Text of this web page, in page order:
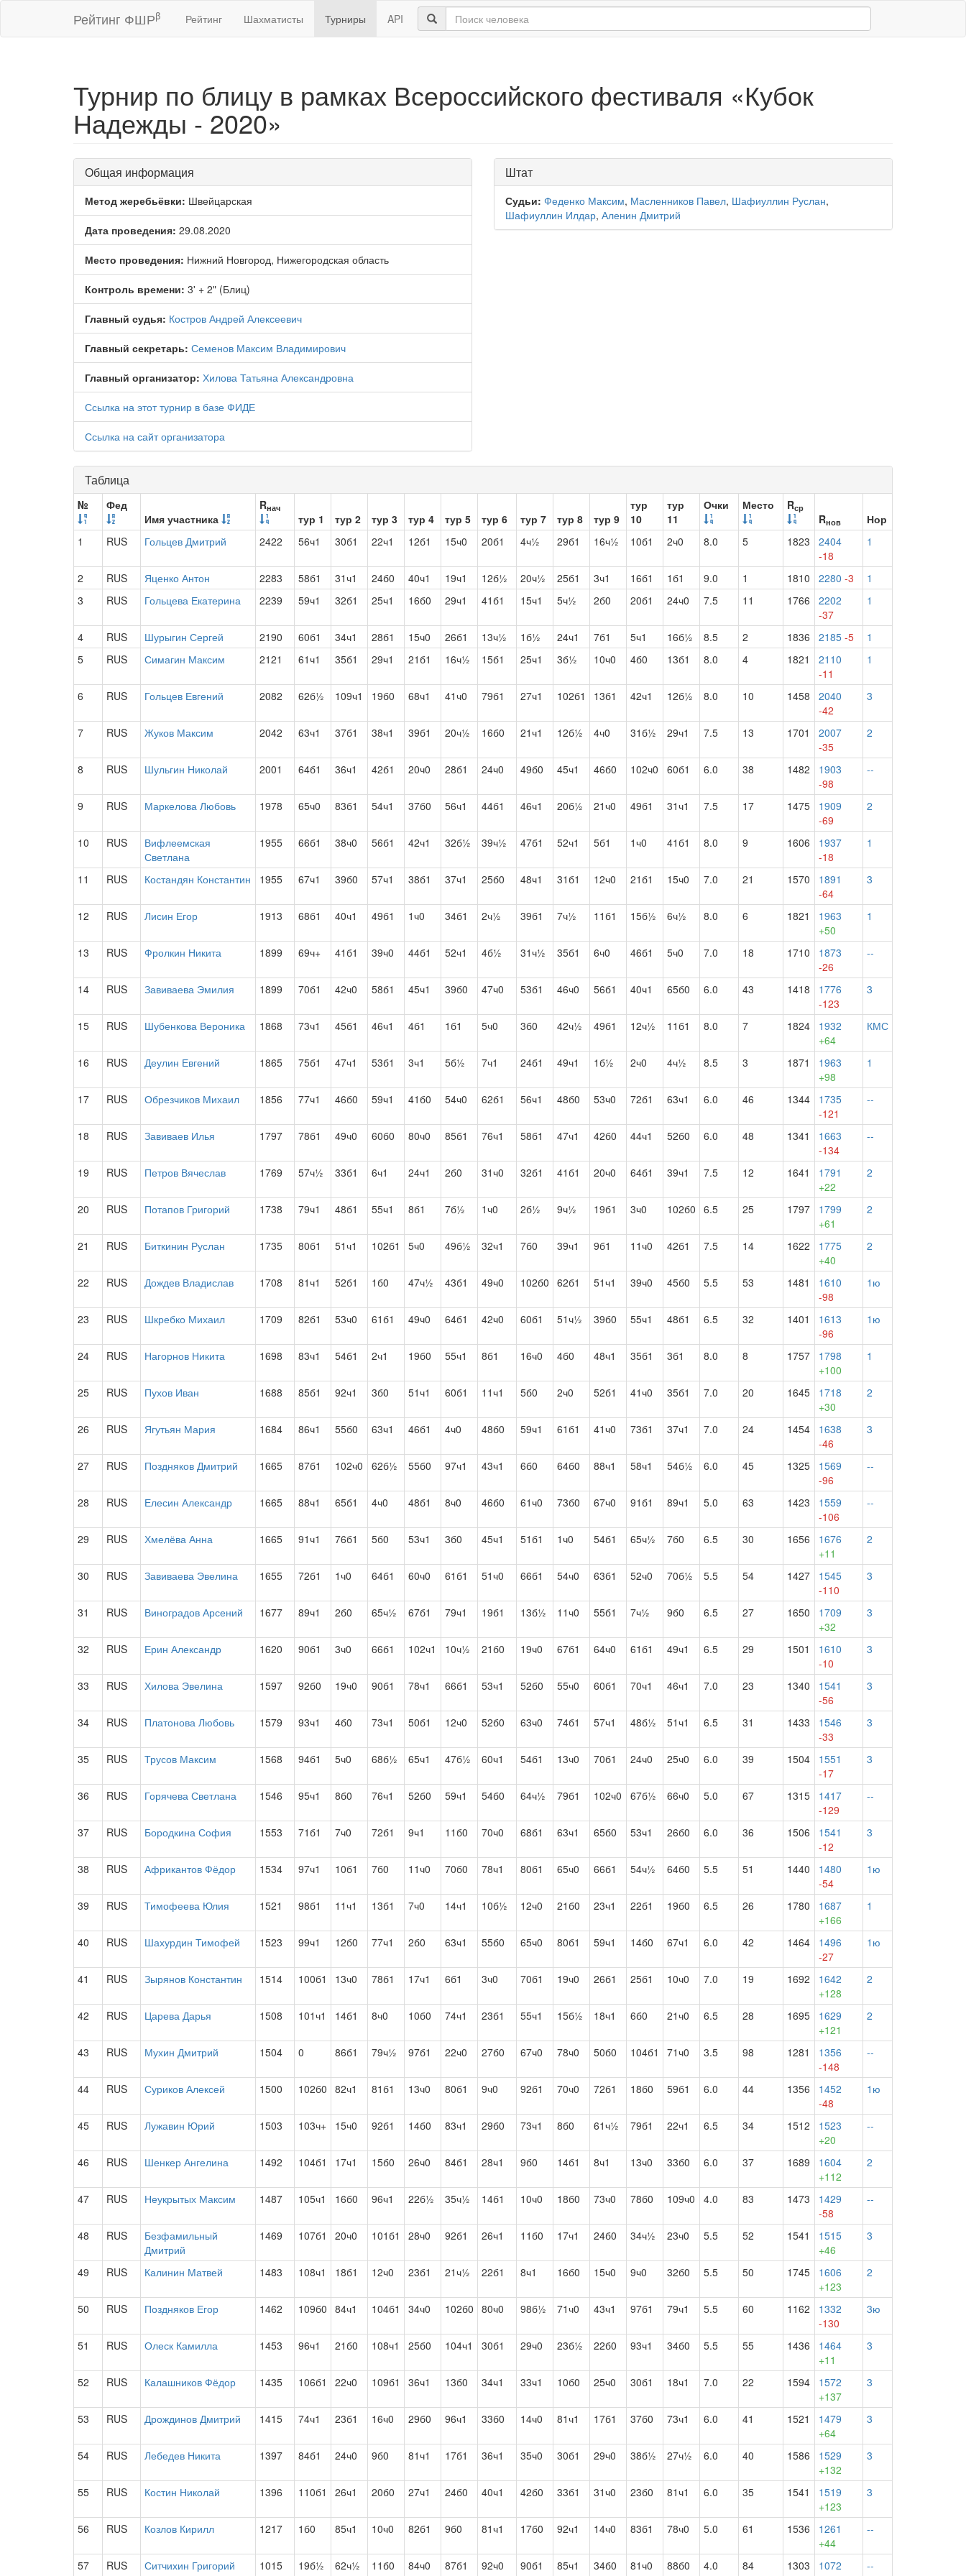
Рейтинг ФШРβ Рейтинг Шахматисты Турниры API
Турнир по блицу в рамках Всероссийского фестиваля «Кубок
Надежды - 2020»
Общая информация
Метод жеребьёвки: Швейцарская
Дата проведения: 29.08.2020
Место проведения: Нижний Новгород, Нижегородская область
Контроль времени: 3' + 2" (Блиц)
Главный судья: Костров Андрей Алексеевич
Главный секретарь: Семенов Максим Владимирович
Главный организатор: Хилова Татьяна Александровна
Ссылка на этот турнир в базе ФИДЕ
Ссылка на сайт организатора
Штат
Судьи: Феденко Максим, Масленников Павел, Шафиуллин Руслан,
Шафиуллин Илдар, Аленин Дмитрий
Таблица
№
Фед
Имя участника
Rнач
тур 1 тур 2 тур 3 тур 4 тур 5 тур 6 тур 7 тур 8 тур 9
тур
10
тур
11
Очки Место Rср
Rнов
Нор
1
RUS Гольцев Дмитрий 2422 56ч1 30б1 22ч1 12б1 15ч0 20б1 4ч½ 29б1 16ч½ 10б1 2ч0 8.0 5 1823
2404
-18
1
2 RUS Яценко Антон 2283 58б1 31ч1 24б0 40ч1 19ч1 12б½ 20ч½ 25б1 3ч1 16б1 1б1 9.0 1 1810 2280 -3
1
3
RUS Гольцева Екатерина 2239 59ч1 32б1 25ч1 16б0 29ч1 41б1 15ч1 5ч½ 2б0 20б1 24ч0 7.5 11 1766
2202
-37
1
4 RUS Шурыгин Сергей 2190 60б1 34ч1 28б1 15ч0 26б1 13ч½ 1б½ 24ч1 7б1 5ч1 16б½ 8.5 2 1836 2185 -5
1
5
RUS Симагин Максим 2121 61ч1 35б1 29ч1 21б1 16ч½ 15б1 25ч1 3б½ 10ч0 4б0 13б1 8.0 4 1821
2110
-11
1
6 RUS Гольцев Евгений 2082 62б½ 109ч1 19б0 68ч1 41ч0 79б1 27ч1 102б1 13б1 42ч1 12б½ 8.0 10 1458
2040
-42
3
7 RUS Жуков Максим 2042 63ч1 37б1 38ч1 39б1 20ч½ 16б0 21ч1 12б½ 4ч0 31б½ 29ч1 7.5 13 1701
2007
-35
2
8 RUS Шульгин Николай 2001 64б1 36ч1 42б1 20ч0 28б1 24ч0 49б0 45ч1 46б0 102ч0 60б1 6.0 38 1482
1903
-98
--
9 RUS Маркелова Любовь 1978 65ч0 83б1 54ч1 37б0 56ч1 44б1 46ч1 20б½ 21ч0 49б1 31ч1 7.5 17 1475
1909
-69
2
10 RUS
Вифлеемская
Светлана
1955 66б1 38ч0 56б1 42ч1 32б½ 39ч½ 47б1 52ч1 5б1 1ч0 41б1 8.0 9 1606
1937
-18
1
11 RUS Костандян Константин 1955 67ч1 39б0 57ч1 38б1 37ч1 25б0 48ч1 31б1 12ч0 21б1 15ч0 7.0 21 1570
1891
-64
3
12 RUS Лисин Егор 1913 68б1 40ч1 49б1 1ч0 34б1 2ч½ 39б1 7ч½ 11б1 15б½ 6ч½ 8.0 6 1821
1963
+50
1
13 RUS Фролкин Никита 1899 69ч+ 41б1 39ч0 44б1 52ч1 4б½ 31ч½ 35б1 6ч0 46б1 5ч0 7.0 18 1710
1873
-26
--
14 RUS Завиваева Эмилия 1899 70б1 42ч0 58б1 45ч1 39б0 47ч0 53б1 46ч0 56б1 40ч1 65б0 6.0 43 1418
1776
-123
3
15 RUS Шубенкова Вероника 1868 73ч1 45б1 46ч1 4б1 1б1 5ч0 3б0 42ч½ 49б1 12ч½ 11б1 8.0 7 1824
1932
+64
КМС
16 RUS Деулин Евгений 1865 75б1 47ч1 53б1 3ч1 5б½ 7ч1 24б1 49ч1 1б½ 2ч0 4ч½ 8.5 3 1871
1963
+98
1
17 RUS Обрезчиков Михаил 1856 77ч1 46б0 59ч1 41б0 54ч0 62б1 56ч1 48б0 53ч0 72б1 63ч1 6.0 46 1344
1735
-121
--
18 RUS Завиваев Илья 1797 78б1 49ч0 60б0 80ч0 85б1 76ч1 58б1 47ч1 42б0 44ч1 52б0 6.0 48 1341
1663
-134
--
19 RUS Петров Вячеслав 1769 57ч½ 33б1 6ч1 24ч1 2б0 31ч0 32б1 41б1 20ч0 64б1 39ч1 7.5 12 1641
1791
+22
2
20 RUS Потапов Григорий 1738 79ч1 48б1 55ч1 8б1 7б½ 1ч0 2б½ 9ч½ 19б1 3ч0 102б0 6.5 25 1797
1799
+61
2
21 RUS Биткинин Руслан 1735 80б1 51ч1 102б1 5ч0 49б½ 32ч1 7б0 39ч1 9б1 11ч0 42б1 7.5 14 1622
1775
+40
2
22 RUS Дождев Владислав 1708 81ч1 52б1 1б0 47ч½ 43б1 49ч0 102б0 62б1 51ч1 39ч0 45б0 5.5 53 1481
1610
-98
1ю
23 RUS Шкребко Михаил 1709 82б1 53ч0 61б1 49ч0 64б1 42ч0 60б1 51ч½ 39б0 55ч1 48б1 6.5 32 1401
1613
-96
1ю
24 RUS Нагорнов Никита 1698 83ч1 54б1 2ч1 19б0 55ч1 8б1 16ч0 4б0 48ч1 35б1 3б1 8.0 8 1757
1798
+100
1
25 RUS Пухов Иван 1688 85б1 92ч1 3б0 51ч1 60б1 11ч1 5б0 2ч0 52б1 41ч0 35б1 7.0 20 1645
1718
+30
2
26 RUS Ягутьян Мария 1684 86ч1 55б0 63ч1 46б1 4ч0 48б0 59ч1 61б1 41ч0 73б1 37ч1 7.0 24 1454
1638
-46
3
27 RUS Поздняков Дмитрий 1665 87б1 102ч0 62б½ 55б0 97ч1 43ч1 6б0 64б0 88ч1 58ч1 54б½ 6.0 45 1325
1569
-96
--
28 RUS Елесин Александр 1665 88ч1 65б1 4ч0 48б1 8ч0 46б0 61ч0 73б0 67ч0 91б1 89ч1 5.0 63 1423
1559
-106
--
29 RUS Хмелёва Анна 1665 91ч1 76б1 5б0 53ч1 3б0 45ч1 51б1 1ч0 54б1 65ч½ 7б0 6.5 30 1656
1676
+11
2
30 RUS Завиваева Эвелина 1655 72б1 1ч0 64б1 60ч0 61б1 51ч0 66б1 54ч0 63б1 52ч0 70б½ 5.5 54 1427
1545
-110
3
31 RUS Виноградов Арсений 1677 89ч1 2б0 65ч½ 67б1 79ч1 19б1 13б½ 11ч0 55б1 7ч½ 9б0 6.5 27 1650
1709
+32
3
32 RUS Ерин Александр 1620 90б1 3ч0 66б1 102ч1 10ч½ 21б0 19ч0 67б1 64ч0 61б1 49ч1 6.5 29 1501
1610
-10
3
33 RUS Хилова Эвелина 1597 92б0 19ч0 90б1 78ч1 66б1 53ч1 52б0 55ч0 60б1 70ч1 46ч1 7.0 23 1340
1541
-56
3
34 RUS Платонова Любовь 1579 93ч1 4б0 73ч1 50б1 12ч0 52б0 63ч0 74б1 57ч1 48б½ 51ч1 6.5 31 1433
1546
-33
3
35 RUS Трусов Максим 1568 94б1 5ч0 68б½ 65ч1 47б½ 60ч1 54б1 13ч0 70б1 24ч0 25ч0 6.0 39 1504
1551
-17
3
36 RUS Горячева Светлана 1546 95ч1 8б0 76ч1 52б0 59ч1 54б0 64ч½ 79б1 102ч0 67б½ 66ч0 5.0 67 1315
1417
-129
--
37 RUS Бородкина София 1553 71б1 7ч0 72б1 9ч1 11б0 70ч0 68б1 63ч1 65б0 53ч1 26б0 6.0 36 1506
1541
-12
3
38 RUS Африкантов Фёдор 1534 97ч1 10б1 7б0 11ч0 70б0 78ч1 80б1 65ч0 66б1 54ч½ 64б0 5.5 51 1440
1480
-54
1ю
39 RUS Тимофеева Юлия 1521 98б1 11ч1 13б1 7ч0 14ч1 10б½ 12ч0 21б0 23ч1 22б1 19б0 6.5 26 1780
1687
+166
1
40 RUS Шахурдин Тимофей 1523 99ч1 12б0 77ч1 2б0 63ч1 55б0 65ч0 80б1 59ч1 14б0 67ч1 6.0 42 1464
1496
-27
1ю
41 RUS Зырянов Константин 1514 100б1 13ч0 78б1 17ч1 6б1 3ч0 70б1 19ч0 26б1 25б1 10ч0 7.0 19 1692
1642
+128
2
42 RUS Царева Дарья 1508 101ч1 14б1 8ч0 10б0 74ч1 23б1 55ч1 15б½ 18ч1 6б0 21ч0 6.5 28 1695
1629
+121
2
43 RUS Мухин Дмитрий 1504 0 86б1 79ч½ 97б1 22ч0 27б0 67ч0 78ч0 50б0 104б1 71ч0 3.5 98 1281
1356
-148
--
44 RUS Суриков Алексей 1500 102б0 82ч1 81б1 13ч0 80б1 9ч0 92б1 70ч0 72б1 18б0 59б1 6.0 44 1356
1452
-48
1ю
45 RUS Лужавин Юрий 1503 103ч+ 15ч0 92б1 14б0 83ч1 29б0 73ч1 8б0 61ч½ 79б1 22ч1 6.5 34 1512
1523
+20
--
46 RUS Шенкер Ангелина 1492 104б1 17ч1 15б0 26ч0 84б1 28ч1 9б0 14б1 8ч1 13ч0 33б0 6.0 37 1689
1604
+112
2
47 RUS Неукрытых Максим 1487 105ч1 16б0 96ч1 22б½ 35ч½ 14б1 10ч0 18б0 73ч0 78б0 109ч0 4.0 83 1473
1429
-58
--
48 RUS
Безфамильный
Дмитрий
1469 107б1 20ч0 101б1 28ч0 92б1 26ч1 11б0 17ч1 24б0 34ч½ 23ч0 5.5 52 1541
1515
+46
3
49 RUS Калинин Матвей 1483 108ч1 18б1 12ч0 23б1 21ч½ 22б1 8ч1 16б0 15ч0 9ч0 32б0 5.5 50 1745
1606
+123
2
50 RUS Поздняков Егор 1462 109б0 84ч1 104б1 34ч0 102б0 80ч0 98б½ 71ч0 43ч1 97б1 79ч1 5.5 60 1162
1332
-130
3ю
51 RUS Олеск Камилла 1453 96ч1 21б0 108ч1 25б0 104ч1 30б1 29ч0 23б½ 22б0 93ч1 34б0 5.5 55 1436
1464
+11
3
52 RUS Калашников Фёдор 1435 106б1 22ч0 109б1 36ч1 13б0 34ч1 33ч1 10б0 25ч0 30б1 18ч1 7.0 22 1594
1572
+137
3
53 RUS Дрождинов Дмитрий 1415 74ч1 23б1 16ч0 29б0 96ч1 33б0 14ч0 81ч1 17б1 37б0 73ч1 6.0 41 1521
1479
+64
3
54 RUS Лебедев Никита 1397 84б1 24ч0 9б0 81ч1 17б1 36ч1 35ч0 30б1 29ч0 38б½ 27ч½ 6.0 40 1586
1529
+132
3
55 RUS Костин Николай 1396 110б1 26ч1 20б0 27ч1 24б0 40ч1 42б0 33б1 31ч0 23б0 81ч1 6.0 35 1541
1519
+123
3
56 RUS Козлов Кирилл 1217 1б0 85ч1 10ч0 82б1 9б0 81ч1 17б0 92ч1 14ч0 83б1 78ч0 5.0 61 1536
1261
+44
--
57 RUS Ситчихин Григорий 1015 19б½ 62ч½ 11б0 84ч0 87б1 92ч0 90б1 85ч1 34б0 81ч0 88б0 4.0 84 1303
1072
--